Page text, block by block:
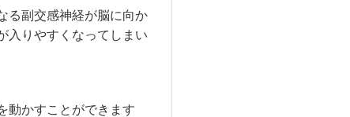
る副交感神経が脳に向か
入りやすくなってしまい
動かすことができます